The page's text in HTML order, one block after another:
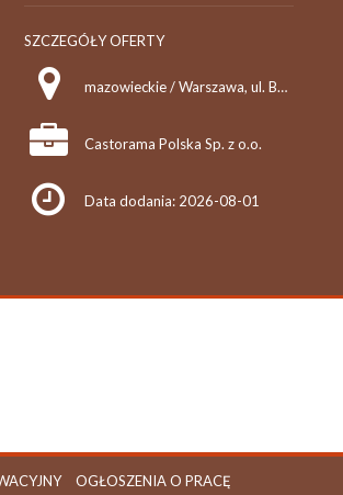
SZCZEGÓŁY OFERTY
mazowieckie / Warszawa, ul. Bartycka 26
Castorama Polska Sp. z o.o.
Data dodania: 2026-08-01
OGŁOSZENIA O PRACĘ